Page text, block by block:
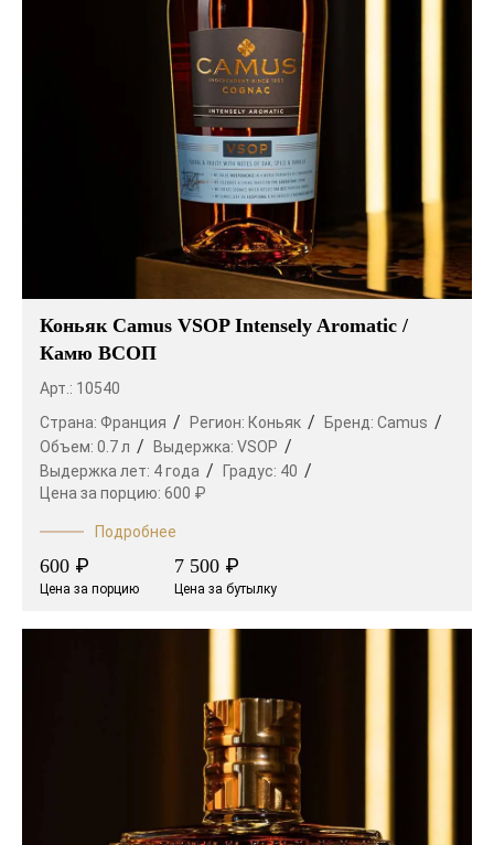
Коньяк Camus VSOP Intensely Aromatic /
Камю ВСОП
Арт.: 10540
Страна: Франция Регион: Коньяк Бренд: Camus
Объем: 0.7 л Выдержка: VSOP
Выдержка лет: 4 года Градус: 40
Цена за порцию: 600 ₽
Подробнее
600 ₽
Цена за порцию
7 500 ₽
Цена за бутылку